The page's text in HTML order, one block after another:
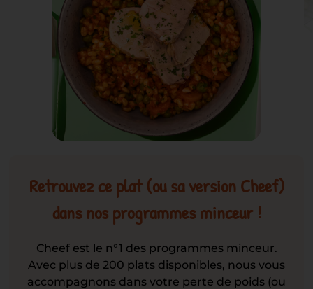
Retrouvez ce plat (ou sa version Cheef)
dans nos programmes minceur !
Cheef est le n°1 des programmes minceur.
Avec plus de 200 plats disponibles, nous vous
accompagnons dans votre perte de poids (ou